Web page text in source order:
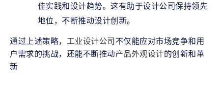
佳实践和设计趋势。这有助于设计公司保持领先
地位，不断推动设计创新。
通过上述策略， 工业设计公司 不仅能应对市场竞争和用
户需求的挑战，还能不断推动产品外观设计的创新和革
新